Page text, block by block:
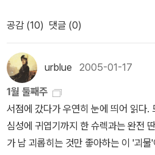
려하고, 판타스틱하지요. 볼드한 색감
그림. 클로드 부종.내가 가지고 있는건
<이웃사촌> 정도인가. 무튼,한 권씩
생각하는 작가.이 작가의 책은 화려하
내용이 좀 골때리는... 크크 기기묘묘한
막 반전에서 으하하 웃음이 터져버리고
다고 생각되는. 그런 작가.브라이언 와
느끼게 해주는 화려한 일러스트레이
감과 그림이 이치의 트레이드마크. 동
는 것이 그의 그림의 특징. 스타이그의
너뜨린 구성이 대부분이다. 생쥐, 고래,
이야기의 주인공이 된다. 스타이그의
호기심의 나라에 빠지게 되는 신선하
하지만 독특한 구성에 반해 윌리엄 스
우정, 양보 등의 보편적인 주제가 담겨
이그는 1907년 11월 뉴욕의 브루클
족은 모두 음악이나 미술을 하는 예술
에서 스타이그도 자연스럽게 예술을
공감 (10) 댓글 (0)
urblue 2005-01-17
1월 둘째주
서점에 갔다가 우연히 눈에 띄어 읽다.
심성에 귀엽기까지 한 슈렉과는 완전
가 남 괴롭히는 것만 좋아하는 이 '괴